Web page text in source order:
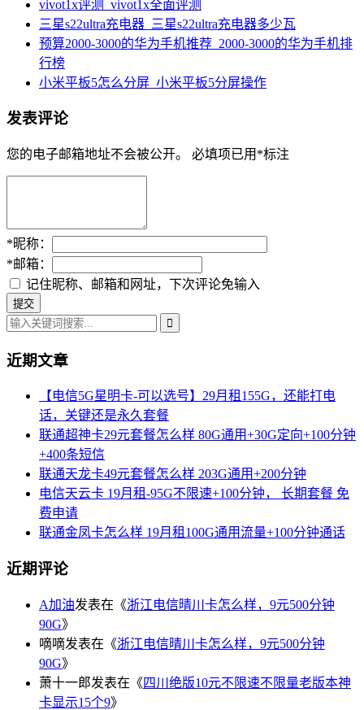
vivot1x评测_vivot1x全面评测
三星s22ultra充电器_三星s22ultra充电器多少瓦
预算2000-3000的华为手机推荐_2000-3000的华为手机排
行榜
小米平板5怎么分屏_小米平板5分屏操作
发表评论
您的电子邮箱地址不会被公开。 必填项已用 *标注
*昵称：
*邮箱：
记住昵称、邮箱和网址，下次评论免输入
近期文章
【电信5G星明卡-可以选号】29月租155G，还能打电
话，关键还是永久套餐
联通超神卡29元套餐怎么样 80G通用+30G定向+100分钟
+400条短信
联通天龙卡49元套餐怎么样 203G通用+200分钟
电信天云卡 19月租-95G不限速+100分钟， 长期套餐 免
费申请
联通金凤卡怎么样 19月租100G通用流量+100分钟通话
近期评论
A加油发表在《浙江电信晴川卡怎么样，9元500分钟
90G》
嘀嘀发表在《浙江电信晴川卡怎么样，9元500分钟
90G》
萧十一郎发表在《四川绝版10元不限速不限量老版本神
卡显示15个9》